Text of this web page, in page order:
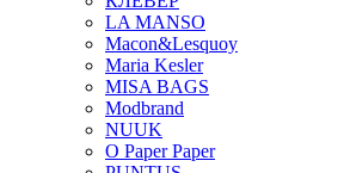
LA MANSO
Macon&Lesquoy
Maria Kesler
MISA BAGS
Modbrand
NUUK
O Paper Paper